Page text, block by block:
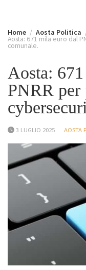
Home Aosta Politica
Aosta: 671 mila euro dal
comunale.
Aosta:
PNRR per
3 LUGLIO 2025 AOSTA